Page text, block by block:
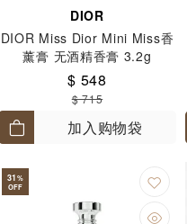
DIOR
DIOR Miss Dior Mini Miss香
薰膏 无酒精香膏 3.2g
$ 548
$ 715
加入购物袋
31%
OFF